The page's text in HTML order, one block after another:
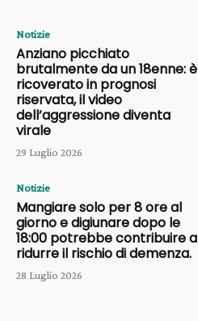
Notizie
Anziano picchiato
brutalmente da un 18enne: è
ricoverato in prognosi
riservata, il video
dell’aggressione diventa
virale
29 Luglio 2026
Notizie
Mangiare solo per 8 ore al
giorno e digiunare dopo le
18:00 potrebbe contribuire a
ridurre il rischio di demenza.
28 Luglio 2026